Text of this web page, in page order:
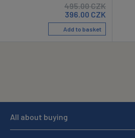
495.00CZK
396.00 CZK
Add to basket
All about buying